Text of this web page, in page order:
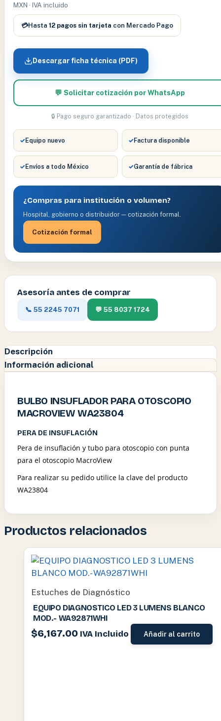
MXN · IVA incluido
💳Hasta 12 pagos sin tarjeta con Mercado Pago
Descargar ficha técnica (PDF)
💬 Solicitar cotización por WhatsApp
🔒 Pago seguro garantizado · Datos protegidos
✓Equipo nuevo ✓Factura disponible
✓Envíos a todo México ✓Garantía de fábrica
¿Compras para institución o volumen?
Hospital, gobierno o distribuidor — cotización formal.
Cotización formal
Asesoría antes de comprar
📞 55 2245 7071 💬 55 8037 1724
Descripción
Información adicional
BULBO INSUFLADOR PARA OTOSCOPIO
MACROVIEW WA23804
PERA DE INSUFLACIÓN
Pera de insuflación y tubo para otoscopio con punta
para el otoscopio MacroView
Para realizar su pedido utilice la clave del producto
WA23804
Productos relacionados
Estuches de Diagnóstico
EQUIPO DIAGNOSTICO LED 3 LUMENS BLANCO
MOD.- WA92871WHI
$6,167.00 IVA Incluido Añadir al carrito